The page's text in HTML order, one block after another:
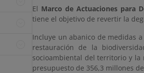
El Marco de Actuaciones para
tiene el objetivo de revertir la
Incluye un abanico de medidas
restauración de la
socioambiental del territorio y la
presupuesto de 356,3 millones